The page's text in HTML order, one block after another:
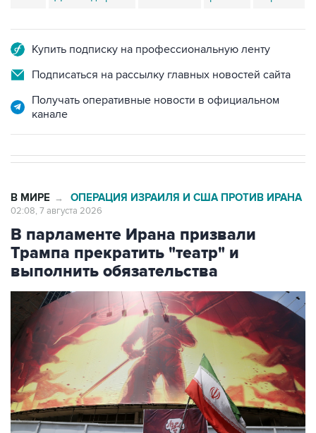
Купить подписку на профессиональную ленту
Подписаться на рассылку главных новостей сайта
Получать оперативные новости в официальном
канале
В МИРЕ → ОПЕРАЦИЯ ИЗРАИЛЯ И США ПРОТИВ ИРАНА
02:08, 7 августа 2026
В парламенте Ирана призвали
Трампа прекратить "театр" и
выполнить обязательства